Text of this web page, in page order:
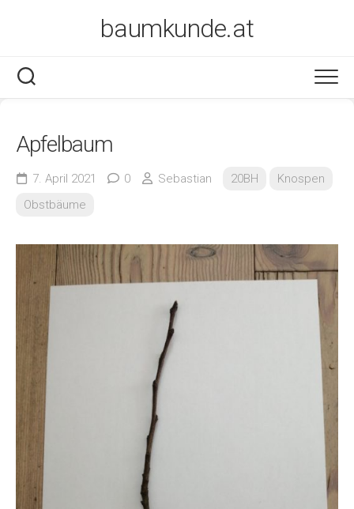
baumkunde.at
Apfelbaum
7. April 2021 0 Sebastian 20BH
Knospen
Obstbäume